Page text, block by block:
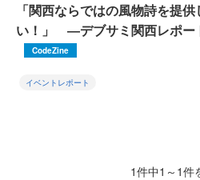
「関西ならではの風物詩を提供
い！」 ―デブサミ関西レポー
CodeZine
イベントレポート
1件中1～1件